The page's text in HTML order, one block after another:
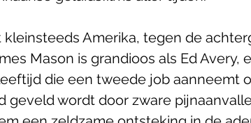
Amerika, tegen de
Mason is grandioos als Ed Avery,
die een tweede job aanneemt
geveld wordt door zware